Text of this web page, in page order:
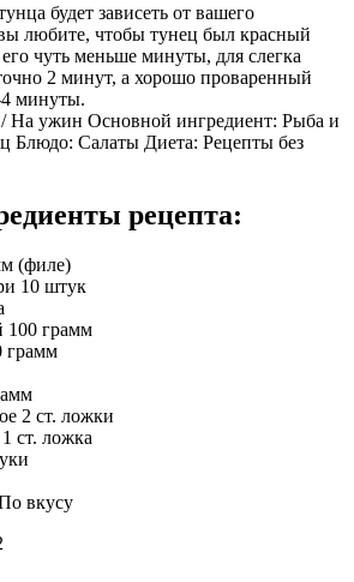
будет зависеть от вашего
любите, чтобы тунец был красный
чуть меньше минуты, для слегка
2 минут, а хорошо проваренный
4 минуты.
На ужин Основной ингредиент: Рыба и
Блюдо: Салаты Диета: Рецепты без
рецепта:
(филе)
10 штук
100 грамм
грамм
2 ст. ложки
ст. ложка
вкусу